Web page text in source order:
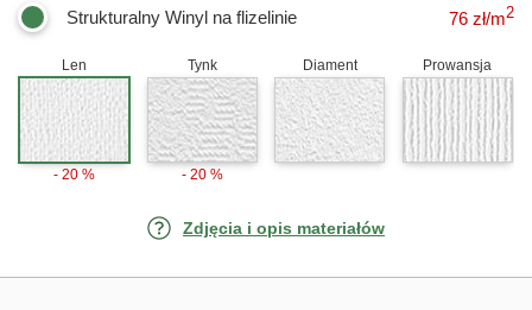
Strukturalny Winyl na flizelinie 76 zł/m2
Len
- 20 %
Tynk
- 20 %
Diament Prowansja
Zdjęcia i opis materiałów